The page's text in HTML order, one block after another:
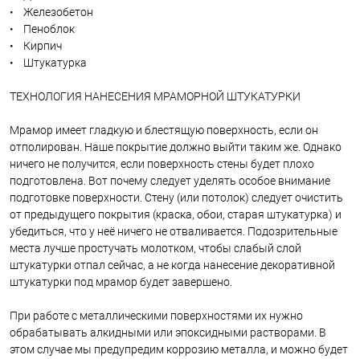
• Железобетон
• Пеноблок
• Кирпич
• Штукатурка
ТЕХНОЛОГИЯ НАНЕСЕНИЯ МРАМОРНОЙ ШТУКАТУРКИ
Мрамор имеет гладкую и блестящую поверхность, если он
отполирован. Наше покрытие должно выйти таким же. Однако
ничего не получится, если поверхность стены будет плохо
подготовлена. Вот почему следует уделять особое внимание
подготовке поверхности. Стену (или потолок) следует очистить
от предыдущего покрытия (краска, обои, старая штукатурка) и
убедиться, что у неё ничего не отваливается. Подозрительные
места лучше простучать молотком, чтобы слабый слой
штукатурки отпал сейчас, а не когда нанесение декоративной
штукатурки под мрамор будет завершено.
При работе с металлическими поверхностями их нужно
обрабатывать алкидными или эпоксидными растворами. В
этом случае мы предупредим коррозию металла, и можно будет